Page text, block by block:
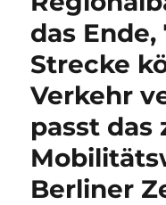
das
Strecke
Verkehr
passt das
Berliner